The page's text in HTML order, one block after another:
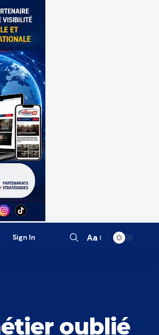
Sign In
Font
Aa
oublié